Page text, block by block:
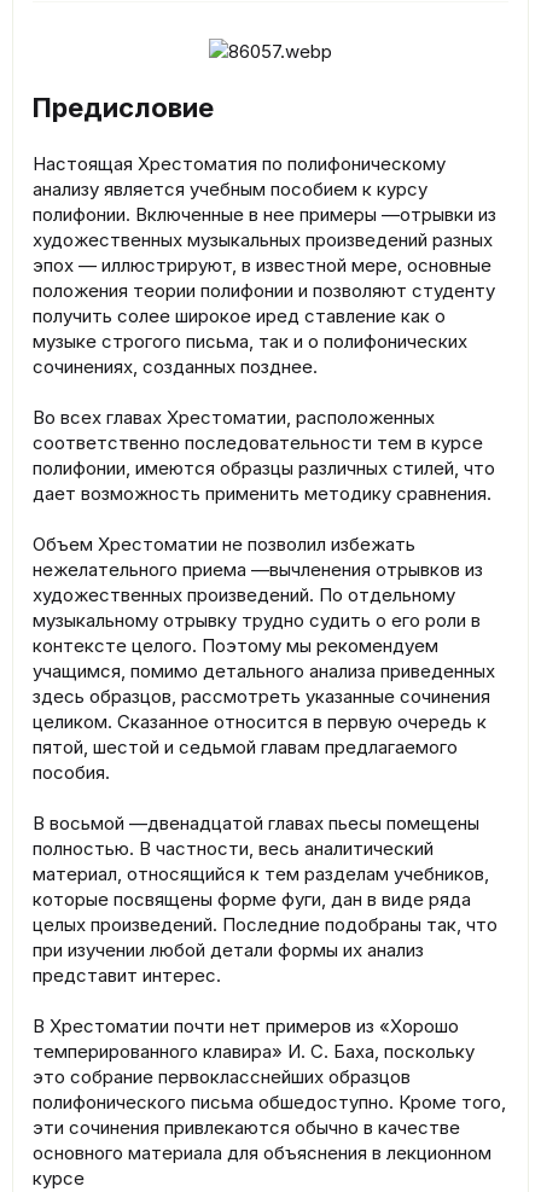
Предисловие
Настоящая Хрестоматия по полифоническому
анализу является учебным пособием к курсу
полифонии. Включенные в нее примеры —отрывки из
художественных музыкальных произведений разных
эпох — иллюстрируют, в известной мере, основные
положения теории полифонии и позволяют студенту
получить солее широкое иред ставление как о
музыке строгого письма, так и о полифонических
сочинениях, созданных позднее.
Во всех главах Хрестоматии, расположенных
соответственно последовательности тем в курсе
полифонии, имеются образцы различных стилей, что
дает возможность применить методику сравнения.
Объем Хрестоматии не позволил избежать
нежелательного приема —вычленения отрывков из
художественных произведений. По отдельному
музыкальному отрывку трудно судить о его роли в
контексте целого. Поэтому мы рекомендуем
учащимся, помимо детального анализа приведенных
здесь образцов, рассмотреть указанные сочинения
целиком. Сказанное относится в первую очередь к
пятой, шестой и седьмой главам предлагаемого
пособия.
В восьмой —двенадцатой главах пьесы помещены
полностью. В частности, весь аналитический
материал, относящийся к тем разделам учебников,
которые посвящены форме фуги, дан в виде ряда
целых произведений. Последние подобраны так, что
при изучении любой детали формы их анализ
представит интерес.
В Хрестоматии почти нет примеров из «Хорошо
темперированного клавира» И. С. Баха, поскольку
это собрание первокласснейших образцов
полифонического письма обшедоступно. Кроме того,
эти сочинения привлекаются обычно в качестве
основного материала для объяснения в лекционном
курсе